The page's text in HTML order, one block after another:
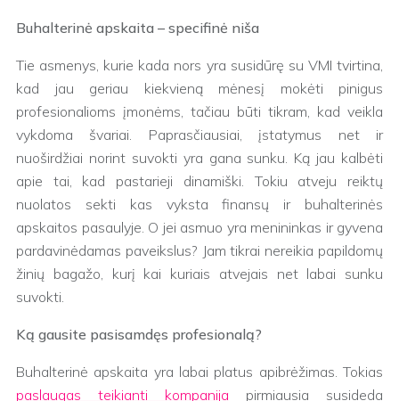
Buhalterinė apskaita – specifinė niša
Tie asmenys, kurie kada nors yra susidūrę su VMI tvirtina,
kad jau geriau kiekvieną mėnesį mokėti pinigus
profesionalioms įmonėms, tačiau būti tikram, kad veikla
vykdoma švariai. Paprasčiausiai, įstatymus net ir
nuoširdžiai norint suvokti yra gana sunku. Ką jau kalbėti
apie tai, kad pastarieji dinamiški. Tokiu atveju reiktų
nuolatos sekti kas vyksta finansų ir buhalterinės
apskaitos pasaulyje. O jei asmuo yra menininkas ir gyvena
pardavinėdamas paveikslus? Jam tikrai nereikia papildomų
žinių bagažo, kurį kai kuriais atvejais net labai sunku
suvokti.
Ką gausite pasisamdęs profesionalą?
Buhalterinė apskaita yra labai platus apibrėžimas. Tokias
paslaugas teikianti kompanija pirmiausia susideda